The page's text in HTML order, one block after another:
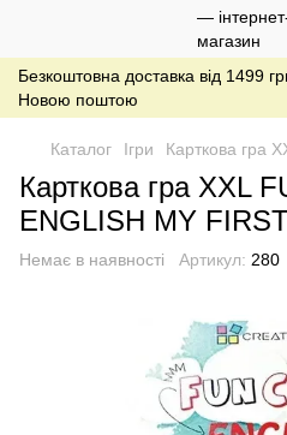
Безкоштовна доставка від 1499
Новою поштою
Каталог Ігри Карткова гра
Карткова гра XXL
ENGLISH MY
Немає в наявності Артикул: 280